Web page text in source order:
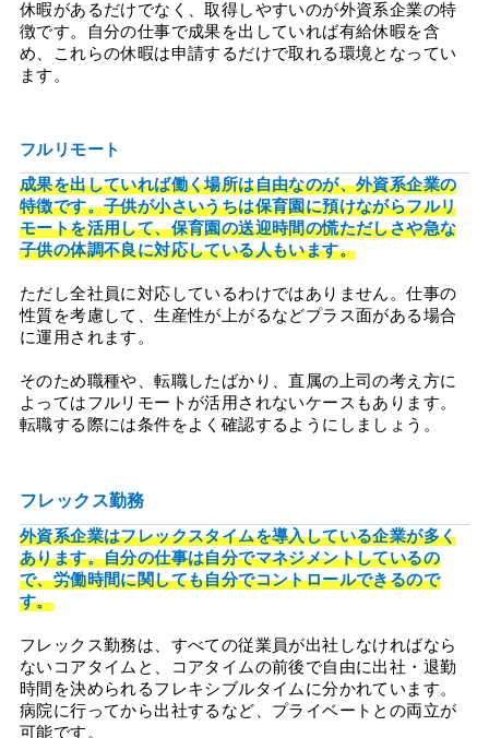
休暇があるだけでなく、取得しやすいのが外資系企業の特
徴です。自分の仕事で成果を出していれば有給休暇を含
め、これらの休暇は申請するだけで取れる環境となってい
ます。
フルリモート
成果を出していれば働く場所は自由なのが、外資系企業の
特徴です。子供が小さいうちは保育園に預けながらフルリ
モートを活用して、保育園の送迎時間の慌ただしさや急な
子供の体調不良に対応している人もいます。
ただし全社員に対応しているわけではありません。仕事の
性質を考慮して、生産性が上がるなどプラス面がある場合
に運用されます。
そのため職種や、転職したばかり、直属の上司の考え方に
よってはフルリモートが活用されないケースもあります。
転職する際には条件をよく確認するようにしましょう。
フレックス勤務
外資系企業はフレックスタイムを導入している企業が多く
あります。自分の仕事は自分でマネジメントしているの
で、労働時間に関しても自分でコントロールできるので
す。
フレックス勤務は、すべての従業員が出社しなければなら
ないコアタイムと、コアタイムの前後で自由に出社・退勤
時間を決められるフレキシブルタイムに分かれています。
病院に行ってから出社するなど、プライベートとの両立が
可能です。